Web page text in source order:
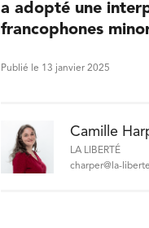
a adopté une
francophones
Publié le 13 janvier 2025
Camille
LA LIBERTÉ
charper@la-